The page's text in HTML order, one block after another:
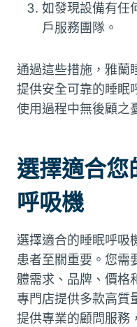
如發現設備有任
戶服務團隊。
通過這些措施，雅蘭
提供安全可靠的睡眠
使用過程中無後顧之
選擇適合您
呼吸機
選擇適合的睡眠呼吸
患者至關重要。您需
體需求、品牌、價格
專門店提供多款高質
提供專業的顧問服務